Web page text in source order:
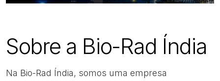
Sobre a Bio-Rad Índia
Na Bio-Rad Índia, somos uma empresa